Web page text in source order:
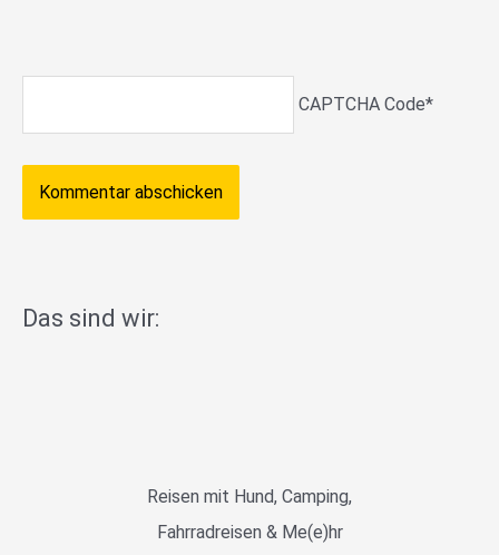
CAPTCHA Code*
Das sind wir:
Reisen mit Hund, Camping,
Fahrradreisen & Me(e)hr